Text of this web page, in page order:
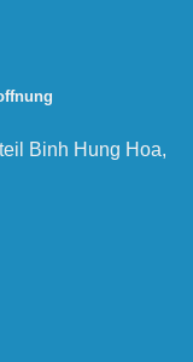
Binh Hung Hoa,